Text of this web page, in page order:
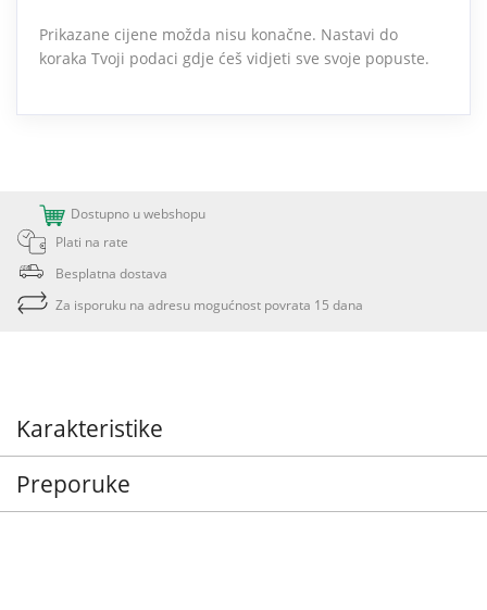
Prikazane cijene možda nisu konačne. Nastavi do
koraka Tvoji podaci gdje ćeš vidjeti sve svoje popuste.
Dostupno u webshopu
Plati na rate
Besplatna dostava
Za isporuku na adresu mogućnost povrata 15 dana
Karakteristike
Preporuke